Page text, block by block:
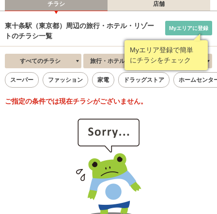
チラシ 店舗
東十条駅（東京都）周辺の旅行・ホテル・リゾー
トのチラシ一覧
Myエリア登録で簡単
にチラシをチェック
Myエリアに登録
すべてのチラシ 旅行・ホテル・リゾート 新着順
スーパー ファッション 家電 ドラッグストア ホームセンタ
ご指定の条件では現在チラシがございません。